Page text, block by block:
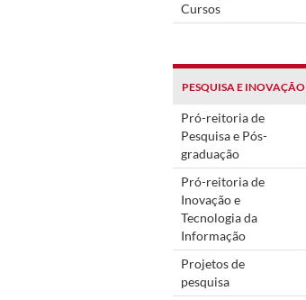
Cursos
PESQUISA E INOVAÇÃO
Pró-reitoria de
Pesquisa e Pós-
graduação
Pró-reitoria de
Inovação e
Tecnologia da
Informação
Projetos de
pesquisa